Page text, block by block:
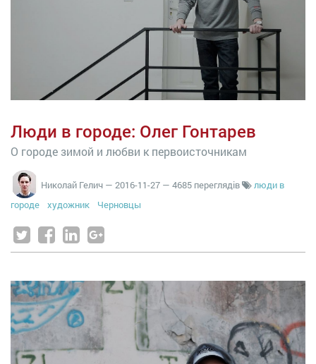
Люди в городе: Олег Гонтарев
О городе зимой и любви к первоисточникам
Николай Гелич — 2016-11-27 — 4685 переглядів
люди в
городе
художник Черновцы